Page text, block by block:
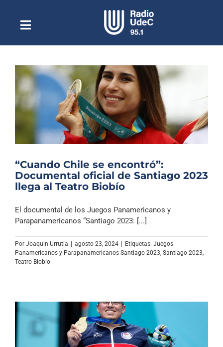
contenidoToggle
NavigationEscuchar Radio UdeC en vivo
Quiénes Somos
Programación
Podcast
Noticias
Columnas
Música Clásica
Especiales
“Cuando Chile se encontró”:
Documental oficial de Santiago 2023
llega al Teatro Biobío
El documental de los Juegos Panamericanos y
Parapanamericanos “Santiago 2023: [...]
Por Joaquin Urrutia | agosto 23, 2024 | Etiquetas: Juegos
Panamericanos y Parapanamericanos Santiago 2023 Santiago 2023
Teatro Biobío